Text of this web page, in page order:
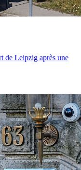
de Leipzig après une